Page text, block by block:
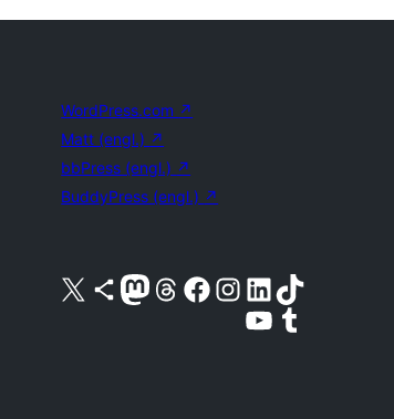
WordPress.com ↗
Matt (engl.) ↗
bbPress (engl.) ↗
BuddyPress (engl.) ↗
Unser X-Konto (früher Twitter) besuchen
Unser Bluesky-Konto besuchen
Unser Mastodon-Konto besuchen
Unser Threads-Konto besuchen
Unsere Facebook-Seite besuchen
Unser Instagram-Konto besuchen
Unser LinkedIn-Konto besuchen
Unser TikTok-Konto
Unseren YouTube-Kanal besuchen
Unser Tumblr-Konto